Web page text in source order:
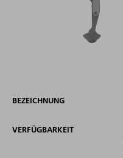
BEZEICHNUNG
VERFÜGBARKEIT